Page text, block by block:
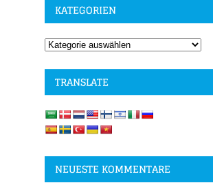
KATEGORIEN
TRANSLATE
NEUESTE KOMMENTARE